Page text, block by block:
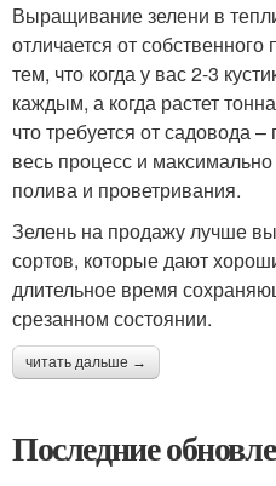
Выращивание зелени в
отличается от собственного
тем, что когда у вас 2-3
каждым, а когда растет
что требуется от садовода
весь процесс и
полива и проветривания.
Зелень на продажу лучше
сортов, которые дают
длительное время
срезанном состоянии.
читать дальше →
Последние